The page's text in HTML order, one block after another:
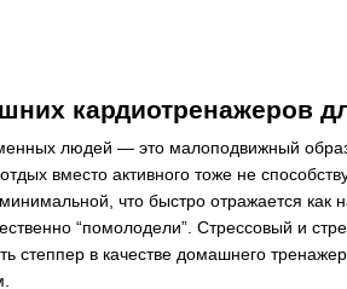
кардиотренажеров
людей — это малоподвижный
вместо активного тоже не
минимальной, что быстро отражается
“помолодели”. Стрессовый и
степпер в качестве домашнего